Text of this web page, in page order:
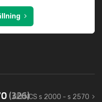
(326)
Allt NCS s 2000 - s 2570